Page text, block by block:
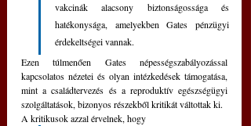
vakcinák alacsony biztonságossága és
hatékonysága, amelyekben Gates pénzügyi
érdekeltségei vannak.
Ezen túlmenően Gates népességszabályozással
kapcsolatos nézetei és olyan intézkedések támogatása,
mint a családtervezés és a reproduktív egészségügyi
szolgáltatások, bizonyos részekből kritikát váltottak ki.
A kritikusok azzal érvelnek, hogy